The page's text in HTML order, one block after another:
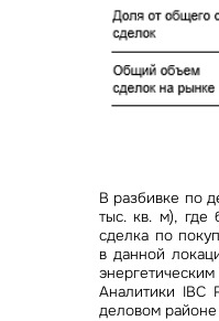
В разбивке по
тыс. кв. м),
сделка по
в данной
Аналитики IBC
деловом районе